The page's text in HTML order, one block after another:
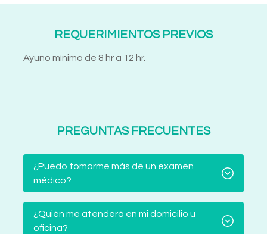
REQUERIMIENTOS PREVIOS
Ayuno mínimo de 8 hr a 12 hr.
PREGUNTAS FRECUENTES
¿Puedo tomarme más de un examen
médico?
¿Quién me atenderá en mi domicilio u
oficina?